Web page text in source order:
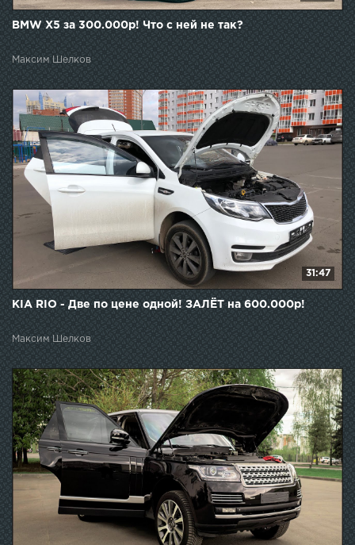
BMW X5 за 300.000р! Что с ней не так?
Максим Шелков
31:47
KIA RIO - Две по цене одной! ЗАЛЁТ на 600.000р!
Максим Шелков